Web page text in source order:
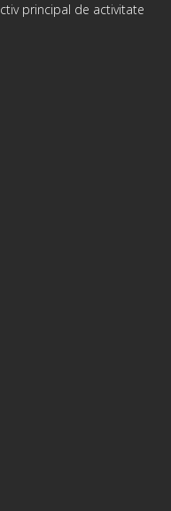
principal de activitate